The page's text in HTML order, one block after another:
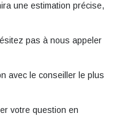
une estimation précise,
pas à nous appeler
avec le conseiller le plus
votre question en